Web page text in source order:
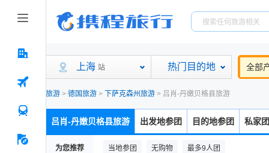
上海 站 热门目的地 全部
旅游 > 德国旅游 > 下萨克森州旅游 > 吕肖-丹嫩贝格县旅游
吕肖-丹嫩贝格县旅游 出发地参团 目的地参团 私家团
为您推荐 当地参团 无购物 最多9人团